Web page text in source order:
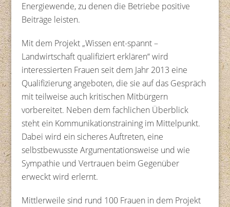
Energiewende, zu denen die Betriebe positive
Beiträge leisten.
Mit dem Projekt „Wissen ent-spannt –
Landwirtschaft qualifiziert erklären“ wird
interessierten Frauen seit dem Jahr 2013 eine
Qualifizierung angeboten, die sie auf das Gespräch
mit teilweise auch kritischen Mitbürgern
vorbereitet. Neben dem fachlichen Überblick
steht ein Kommunikationstraining im Mittelpunkt.
Dabei wird ein sicheres Auftreten, eine
selbstbewusste Argumentationsweise und wie
Sympathie und Vertrauen beim Gegenüber
erweckt wird erlernt.
Mittlerweile sind rund 100 Frauen in dem Projekt